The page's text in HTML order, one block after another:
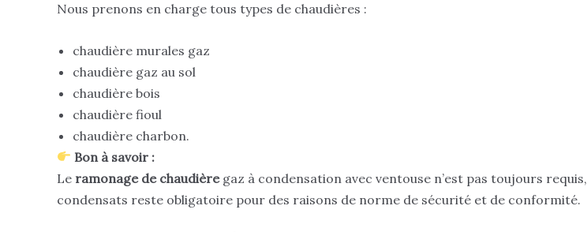
Nous prenons en charge tous types de chaudières :
chaudière murales gaz
chaudière gaz au sol
chaudière bois
chaudière fioul
chaudière charbon.
Bon à savoir :
Le ramonage de chaudièregaz à condensation avec ventouse n’est pas toujours
condensats reste obligatoire pour des raisons de norme de sécurité et de conformité.